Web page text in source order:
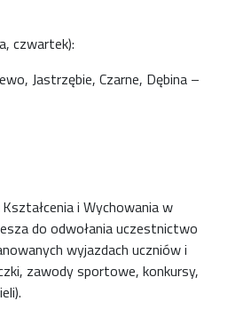
czwartek):
Jastrzębie, Czarne, Dębina –
i Wychowania w
do odwołania uczestnictwo
wyjazdach uczniów i
zawody sportowe, konkursy,